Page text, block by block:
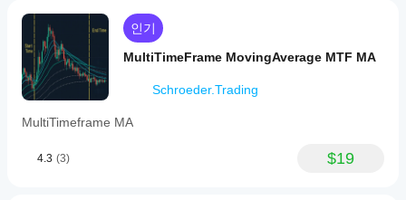
인기
MultiTimeFrame MovingAverage MTF MA
Schroeder.Trading
MultiTimeframe MA
4.3 (3) $19